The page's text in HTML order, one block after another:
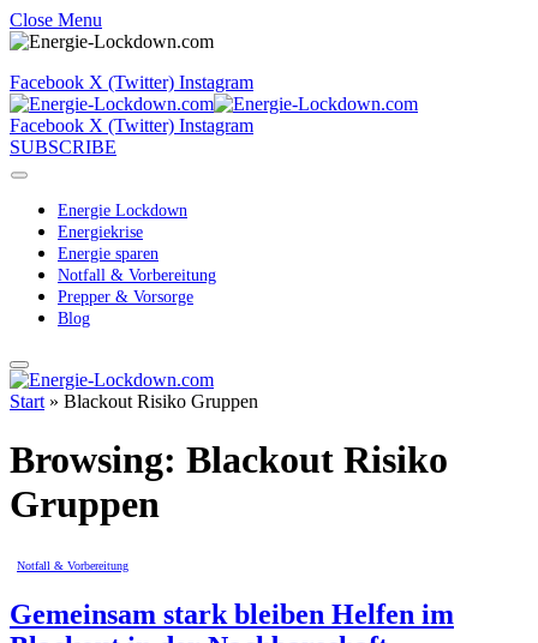
Close Menu
Facebook X (Twitter) Instagram
Facebook X (Twitter) Instagram
SUBSCRIBE
Energie Lockdown
Energiekrise
Energie sparen
Notfall & Vorbereitung
Prepper & Vorsorge
Blog
Start » Blackout Risiko Gruppen
Browsing: Blackout Risiko
Gruppen
Notfall & Vorbereitung
Gemeinsam stark bleiben Helfen im